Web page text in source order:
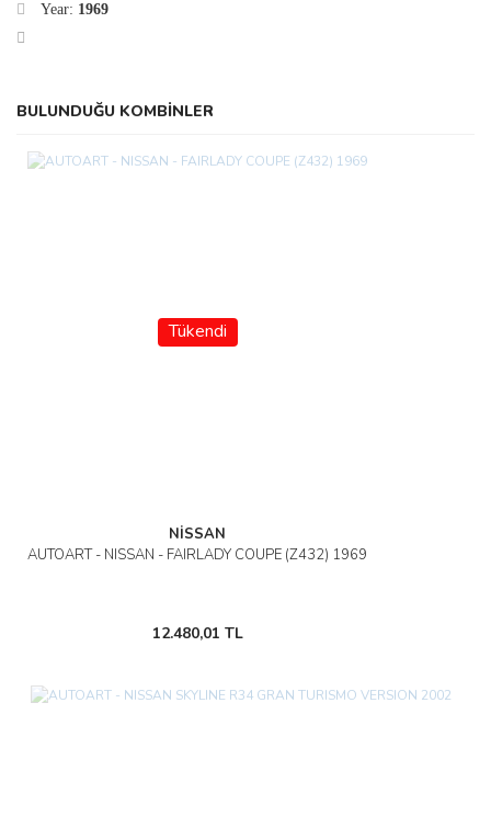
Year: 1969
BULUNDUĞU KOMBİNLER
Tükendi
NİSSAN
AUTOART - NISSAN - FAIRLADY COUPE (Z432) 1969
12.480,01 TL